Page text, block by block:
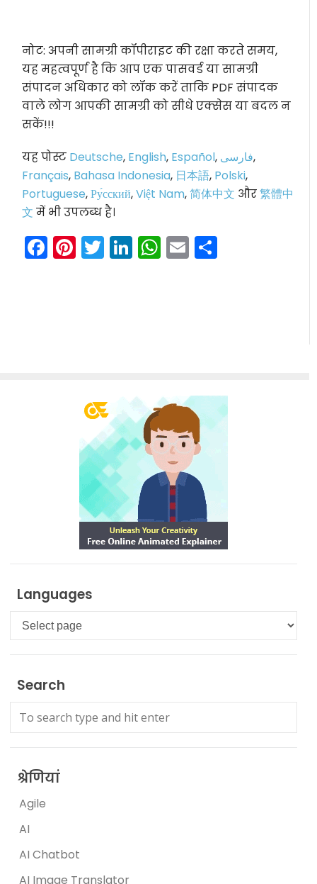
नोट: अपनी सामग्री कॉपीराइट की रक्षा करते समय,
यह महत्वपूर्ण है कि आप एक पासवर्ड या सामग्री
संपादन अधिकार को लॉक करें ताकि PDF संपादक
वाले लोग आपकी सामग्री को सीधे एक्सेस या बदल न
सकें!!!
यह पोस्ट Deutsche, English, Español, فارسی,
Français, Bahasa Indonesia, 日本語, Polski,
Portuguese,Ру́сский,Việt Nam,简体中文 और繁體中
文 में भी उपलब्ध है।
Facebook
Pinterest
Twitter
LinkedIn
WhatsApp
Email
Languages
Languages
Search
श्रेणियां
Agile
AI
AI Chatbot
AI Image Translator